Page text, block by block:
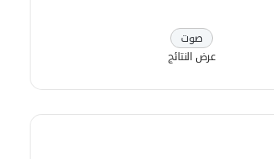
عرض النتائج